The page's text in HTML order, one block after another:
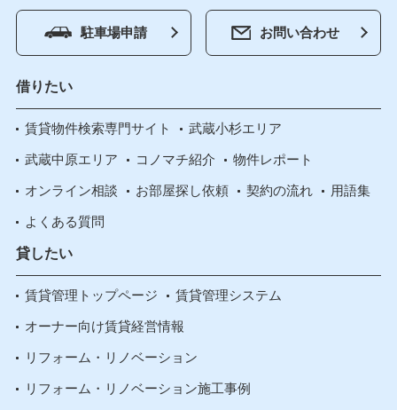
駐車場申請 お問い合わせ
借りたい
賃貸物件検索専門サイト 武蔵小杉エリア
武蔵中原エリア コノマチ紹介 物件レポート
オンライン相談 お部屋探し依頼 契約の流れ 用語集
よくある質問
貸したい
賃貸管理トップページ 賃貸管理システム
オーナー向け賃貸経営情報
リフォーム・リノベーション
リフォーム・リノベーション施工事例